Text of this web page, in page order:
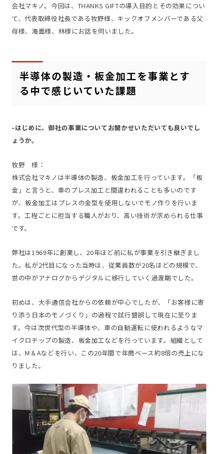
会社マキノ。今回は、THANKS GIFTの導入目的とその効果につい
て、代表取締役社長である牧野様、キックオフメンバーである父
母様、海面様、林様にお話を伺いました。
半導体の製造・板金加工を事業とす
る中で感じいていた課題
-はじめに、御社の事業についてお聞かせいただいても良いでし
ょうか。
牧野 様：
株式会社マキノは半導体の製造、板金加工を行っています。「板
金」と言うと、車のプレス加工と間違われることも多いのです
が、板金加工はプレスの金型を使用しないでモノ作りを行いま
す。工程ごとに担当する職人がおり、高い技術が求められる仕事
です。
弊社は1969年に創業し、20年ほど前に私が事業を引き継ぎまし
た。私が2代目になった当時は、従業員数が20名ほどの規模で、
世の中がアナログからデジタルに移行していく過渡期でした。
初めは、大手通信会社からの依頼が中心でしたが、「お客様に寄
り添う日本のモノづくり」の過程で試行錯誤して現在に至りま
す。今は次世代型の半導体や、車の自動運転に使われるようなマ
イクロチップの製造、板金加工などを行っています。組織として
は、M＆Aなどを行い、この20年間で年商ベース約8倍の売上にな
りました。